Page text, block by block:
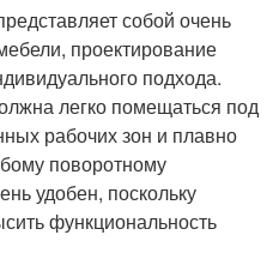
собой очень
проектирование
подхода.
легко помещаться под
рабочих зон и плавно
поворотному
удобен, поскольку
функциональность